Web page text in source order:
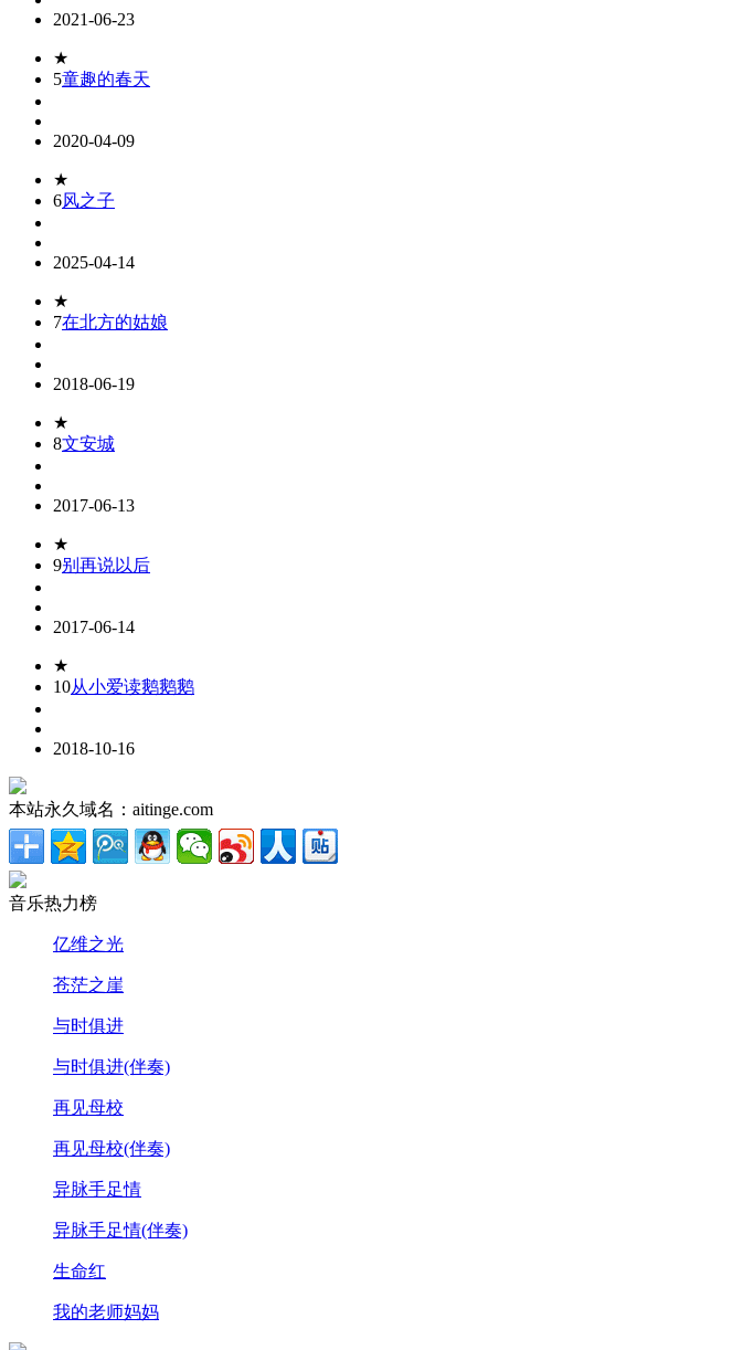
2021-06-23
★
5童趣的春天
2020-04-09
★
6风之子
2025-04-14
★
7在北方的姑娘
2018-06-19
★
8文安城
2017-06-13
★
9别再说以后
2017-06-14
★
10从小爱读鹅鹅鹅
2018-10-16
本站永久域名：aitinge.com
音乐热力榜
亿维之光
苍茫之崖
与时俱进
与时俱进(伴奏)
再见母校
再见母校(伴奏)
异脉手足情
异脉手足情(伴奏)
生命红
我的老师妈妈